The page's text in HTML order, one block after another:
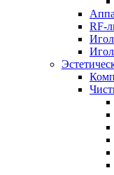
RF-